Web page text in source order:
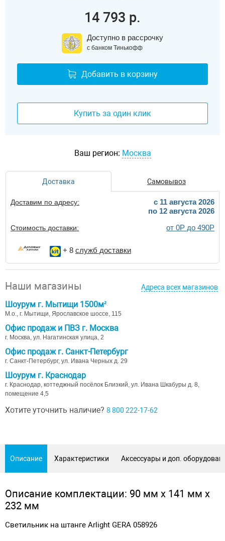
14 793 р.
Доступно в рассрочку
с банком Тинькофф
Добавить в корзину
Купить за один клик
Ваш регион: Москва
Доставка Самовывоз
Доставим по адресу:
c 11 августа 2026
по 12 августа 2026
Стоимость доставки: от 0Р до 490Р
+ 8 служб доставки
Наши магазины Адреса всех магазинов
Шоурум г. Мытищи 1500м²
М.о., г. Мытищи, Ярославское шоссе, 115
Офис продаж и ПВЗ г. Москва
г. Москва, ул. Нагатинская улица, 2
Офис продаж г. Санкт-Петербург
г. Санкт-Петербург, ул. Ивана Черных д. 29
Шоурум г. Краснодар
г. Краснодар, коттеджный посёлок Близкий, ул. Ивана Шкабуры д. 8,
помещение 4,5
Хотите уточнить наличие? 8 800 222-17-62
Описание Характеристики Аксессуары и доп.
Описание комплектации: 90 мм х 141 мм х
232 мм
Светильник на штанге Arlight GERA 058926